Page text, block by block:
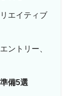
エイティブ
エントリー、
準備5選